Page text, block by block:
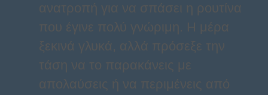
ανατροπή για να σπάσει η ρουτίνα
που έγινε πολύ γνώριμη. Η μέρα
ξεκινά γλυκά, αλλά πρόσεξε την
τάση να το παρακάνεις με
απολαύσεις ή να περιμένεις από